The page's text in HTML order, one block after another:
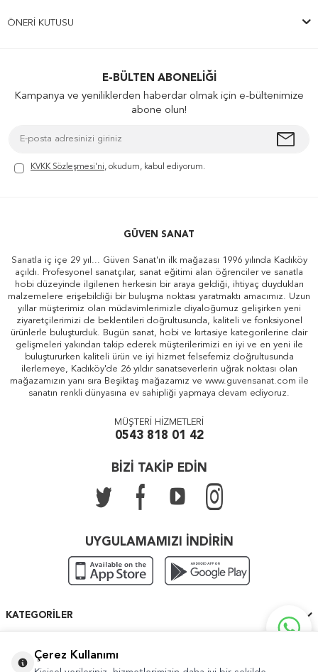
ÖNERI KUTUSU
E-BÜLTEN ABONELIĞI
Kampanya ve yeniliklerden haberdar olmak için e-bültenimize
abone olun!
KVKK Sözleşmesi'ni, okudum, kabul ediyorum.
GÜVEN SANAT
Sanatla iç içe 29 yıl... Güven Sanat'ın ilk mağazası 1996 yılında Kadıköy
açıldı. Profesyonel sanatçılar, sanat eğitimi alan öğrenciler ve sanatla
hobi düzeyinde ilgilenen herkesin bir araya geldiği, ihtiyaç duydukları
malzemelere erişebildiği bir buluşma noktası yaratmaktı amacımız. Uzun
yıllar müşterimiz olan müdavimlerimizle diyaloğumuz gelişirken yeni
ziyaretçilerimizi de beklentileri doğrultusunda, kaliteli ve fonksiyonel
ürünlerle buluşturduk. Bugün sanat, hobi ve kırtasiye kategorilerine dair
gelişmeleri yakından takip ederek müşterilerimizi en iyi ve en yeni ile
buluştururken kaliteli ürün ve iyi hizmet felsefemiz doğrultusunda
ilerlemeye, Kadıköy'de 26 yıldır sanatseverlerin uğrak noktası olan
mağazamızın yanı sıra Beşiktaş mağazamız ve www.guvensanat.com ile
sanatın renkli dünyasına ev sahipliği yapmaya devam ediyoruz.
MÜŞTERİ HİZMETLERİ
0543 818 01 42
BİZİ TAKİP EDİN
UYGULAMAMIZI İNDİRİN
KATEGORILER
Çerez Kullanımı